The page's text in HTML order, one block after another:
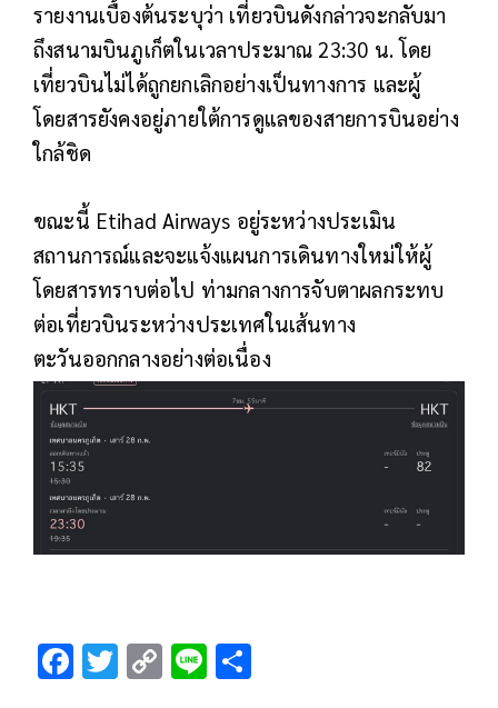
รายงานเบื้องต้นระบุว่า เที่ยวบินดังกล่าวจะกลับมา
ถึงสนามบินภูเก็ตในเวลาประมาณ 23:30 น. โดย
เที่ยวบินไม่ได้ถูกยกเลิกอย่างเป็นทางการ และผู้
โดยสารยังคงอยู่ภายใต้การดูแลของสายการบินอย่าง
ใกล้ชิด
ขณะนี้ Etihad Airways อยู่ระหว่างประเมิน
สถานการณ์และจะแจ้งแผนการเดินทางใหม่ให้ผู้
โดยสารทราบต่อไป ท่ามกลางการจับตาผลกระทบ
ต่อเที่ยวบินระหว่างประเทศในเส้นทาง
ตะวันออกกลางอย่างต่อเนื่อง
F T C Li